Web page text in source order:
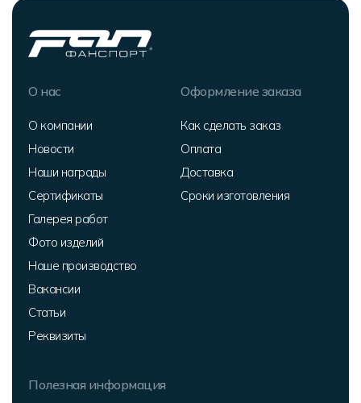
О нас
О компании
Новости
Наши награды
Сертификаты
Галерея работ
Фото изделий
Наше производство
Вакансии
Статьи
Реквизиты
Оформление заказа
Как сделать заказ
Оплата
Доставка
Сроки изготовления
Полезная информация